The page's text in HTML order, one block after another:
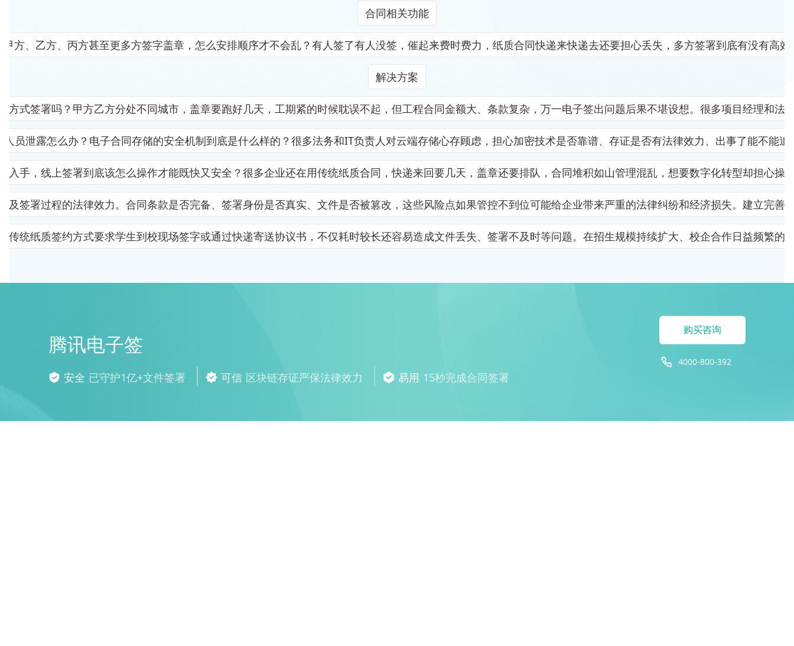
合同相关功能
方、乙方、丙方甚至更多方签字盖章，怎么安排顺序才不会乱？有人签了有人没签，催起来费时费力，纸质合同快递来快递去还要担心丢失，多方签署到底有没有高
解决方案
方式签署吗？甲方乙方分处不同城市，盖章要跑好几天，工期紧的时候耽误不起，但工程合同金额大、条款复杂，万一电子签出问题后果不堪设想。很多项目经理和法
员泄露怎么办？电子合同存储的安全机制到底是什么样的？很多法务和IT负责人对云端存储心存顾虑，担心加密技术是否靠谱、存证是否有法律效力、出事了能不能
入手，线上签署到底该怎么操作才能既快又安全？很多企业还在用传统纸质合同，快递来回要几天，盖章还要排队，合同堆积如山管理混乱，想要数字化转型却担心操
签署过程的法律效力。合同条款是否完备、签署身份是否真实、文件是否被篡改，这些风险点如果管控不到位可能给企业带来严重的法律纠纷和经济损失。建立完
统纸质签约方式要求学生到校现场签字或通过快递寄送协议书，不仅耗时较长还容易造成文件丢失、签署不及时等问题。在招生规模持续扩大、校企合作日益频繁
腾讯电子签
安全 已守护1亿+文件签署 可信 区块链存证严保法律效力 易用 15秒完成合同签署
购买咨询
4000-800-392